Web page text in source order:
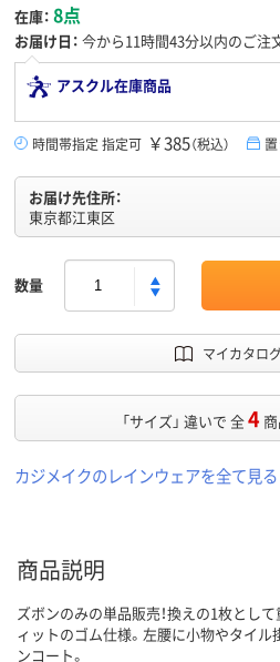
在庫： 8点
お届け日： 今から11時間43分以内のご注
アスクル在庫商品
時間帯指定 指定可 ￥385（税込）
お届け先住所：
東京都江東区
数量
マイカタロ
「サイズ」 違いで 全4
カジメイクのレインウェアを全て見る
商品説明
ズボンのみの単品販売！換えの1枚とし
ィットのゴム仕様。左腰に小物やタイル
ンコート。